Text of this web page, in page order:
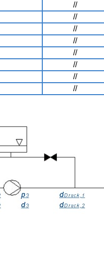
//
//
//
//
//
//
//
//